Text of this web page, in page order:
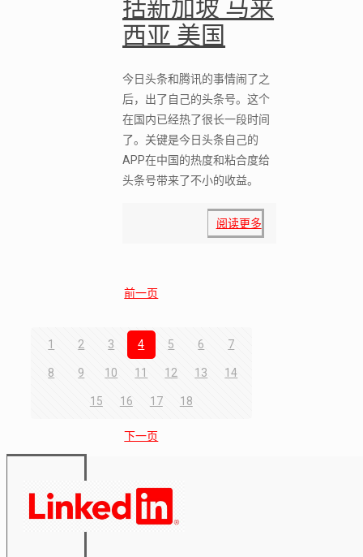
括新加坡 马来
西亚 美国
今日头条和腾讯的事情闹了之
后，出了自己的头条号。这个
在国内已经热了很长一段时间
了。关键是今日头条自己的
APP在中国的热度和粘合度给
头条号带来了不小的收益。
阅读更多
前一页
1 2 3 4 5 6 7
8 9 10 11 12 13 14
15 16 17 18
下一页